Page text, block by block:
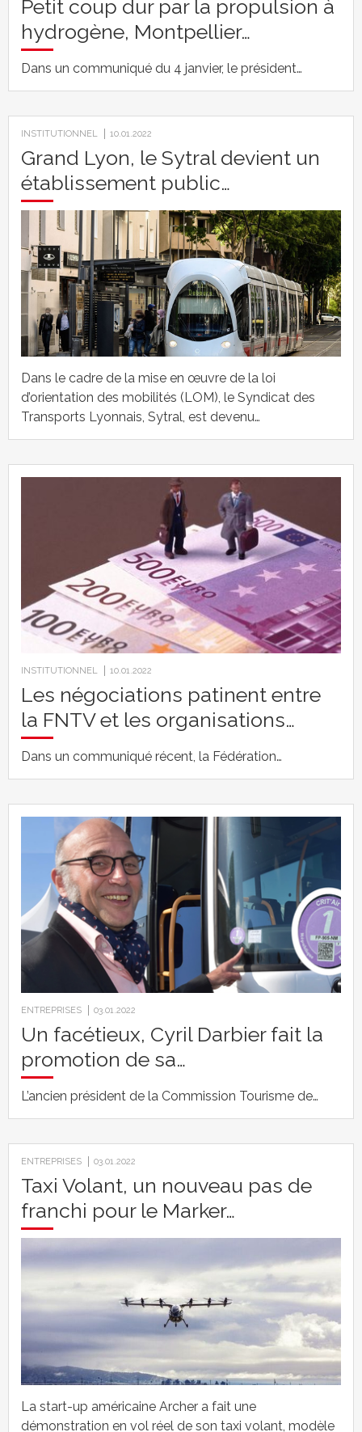
Petit coup dur par la propulsion à
hydrogène, Montpellier…
Dans un communiqué du 4 janvier, le président…
INSTITUTIONNEL 10.01.2022
Grand Lyon, le Sytral devient un
établissement public…
Dans le cadre de la mise en œuvre de la loi
d’orientation des mobilités (LOM), le Syndicat des
Transports Lyonnais, Sytral, est devenu…
INSTITUTIONNEL 10.01.2022
Les négociations patinent entre
la FNTV et les organisations…
Dans un communiqué récent, la Fédération…
ENTREPRISES 03.01.2022
Un facétieux, Cyril Darbier fait la
promotion de sa…
L’ancien président de la Commission Tourisme de…
ENTREPRISES 03.01.2022
Taxi Volant, un nouveau pas de
franchi pour le Marker…
La start-up américaine Archer a fait une
démonstration en vol réel de son taxi volant, modèle